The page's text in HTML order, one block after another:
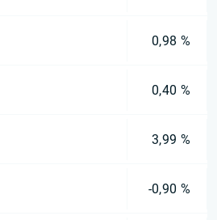
0,98 %
0,40 %
3,99 %
-0,90 %